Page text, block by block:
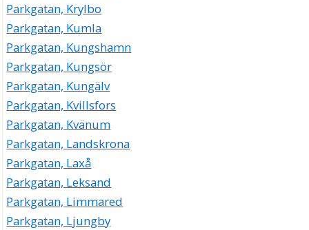
Parkgatan, Krylbo
Parkgatan, Kumla
Parkgatan, Kungshamn
Parkgatan, Kungsör
Parkgatan, Kungälv
Parkgatan, Kvillsfors
Parkgatan, Kvänum
Parkgatan, Landskrona
Parkgatan, Laxå
Parkgatan, Leksand
Parkgatan, Limmared
Parkgatan, Ljungby